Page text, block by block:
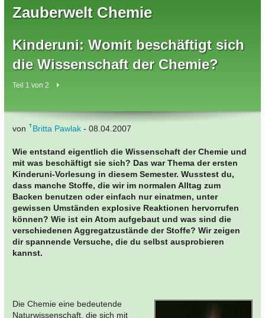
Zauberwelt Chemie
Kinderuni: Womit beschäftigt sich
die Wissenschaft der Chemie?
Teil 1 von 2
von Britta Pawlak - 08.04.2007
Wie entstand eigentlich die Wissenschaft der Chemie und
mit was beschäftigt sie sich? Das war Thema der ersten
Kinderuni-Vorlesung in diesem Semester. Wusstest du,
dass manche Stoffe, die wir im normalen Alltag zum
Backen benutzen oder einfach nur einatmen, unter
gewissen Umständen explosive Reaktionen hervorrufen
können? Wie ist ein Atom aufgebaut und was sind die
verschiedenen Aggregatzustände der Stoffe? Wir zeigen
dir spannende Versuche, die du selbst ausprobieren
kannst.
Die Chemie eine bedeutende
Naturwissenschaft, die sich mit